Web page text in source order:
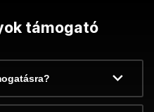
támogató